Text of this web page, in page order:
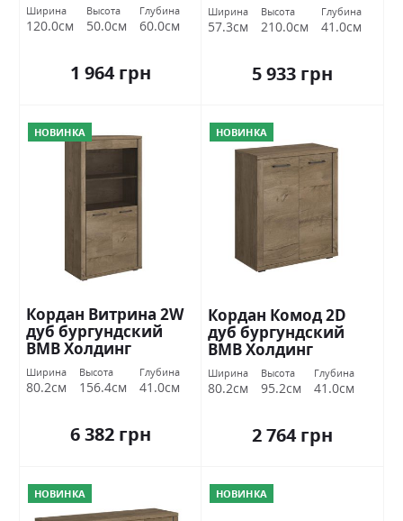
Ширина
120.0см
Высота
50.0см
Глубина
60.0см
1 964 грн
Холдинг
Ширина
57.3см
Высота
210.0см
Глубина
41.0см
5 933 грн
НОВИНКА
Кордан Витрина 2W
дуб бургундский
ВМВ Холдинг
Ширина
80.2см
Высота
156.4см
Глубина
41.0см
6 382 грн
НОВИНКА
Кордан Комод 2D
дуб бургундский
ВМВ Холдинг
Ширина
80.2см
Высота
95.2см
Глубина
41.0см
2 764 грн
НОВИНКА НОВИНКА